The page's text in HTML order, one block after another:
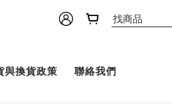
與換貨政策 聯絡我們